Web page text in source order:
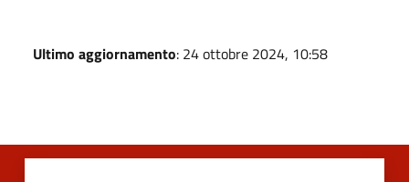
Ultimo aggiornamento: 24 ottobre 2024, 10:58